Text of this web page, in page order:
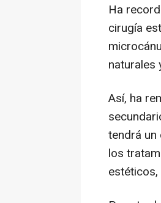
Ha
cirugía
naturales
Así, ha
tendrá un
los